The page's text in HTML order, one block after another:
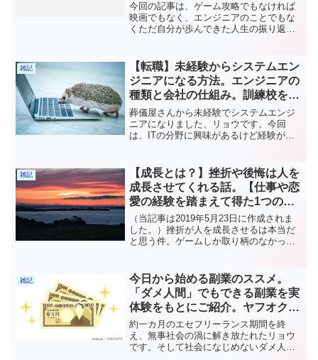
今回の記事は、ゲーム攻略でもなければ
映画でもなく、エンジニアのことでもな
くただ自分が歩んできた人生の振り返
「自己満コラム」になります。全く知ら
ない人は「ああこんな人生だっ...
雑記
【転職】未経験からシステムエン
ジニアになる方法。エンジニアの
種類と会社の仕組み。訓練校を正
しく使おう！
葬儀屋さんから未経験でシステムエンジ
ニアになりました、リョウです。今回
は、ITの分野に興味があるけど経験がな
に私がエンジニアになった経験をもとに
未経験でもSE（システム...
雑記
【成長とは？】挫折や後悔は人を
成長させてくれる話。【仕事や恋
愛の経験を踏まえて得た1つのこ
と】
（当記事は2019年5月23日に作成されま
した。）挫折が人を成長させるは本当だ
と思う件。ゲームしか取り柄のなかった
逃げてきたさわかぜです。そんな自分の
人生においても「挫...
雑記
今日から始める副業のススメ。
「ダメ人間」でもできる副業を実
体験をもとにご紹介。ヤフオク、
ブログ、YouTuber
約一カ月のエセフリーランス期間を終
え、無事社会の渦に解き放たれたリョウ
です。そして社会になじめないダメ人間